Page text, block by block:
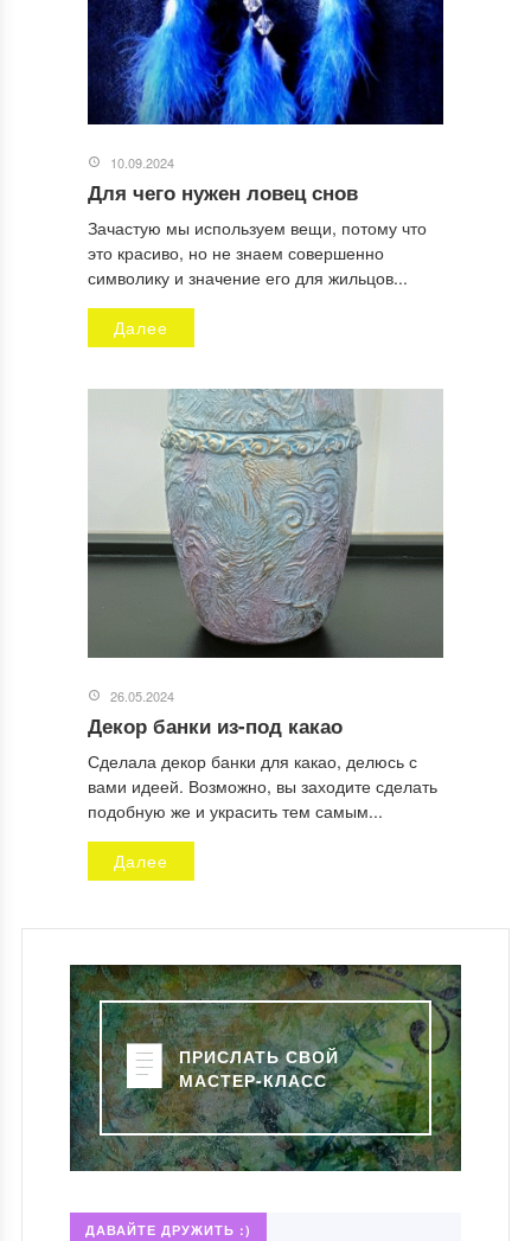
10.09.2024
Для чего нужен ловец снов
Зачастую мы используем вещи, потому что
это красиво, но не знаем совершенно
символику и значение его для жильцов...
Далее
26.05.2024
Декор банки из-под какао
Сделала декор банки для какао, делюсь с
вами идеей. Возможно, вы заходите сделать
подобную же и украсить тем самым...
Далее
ПРИСЛАТЬ СВОЙ
МАСТЕР-КЛАСС
ДАВАЙТЕ ДРУЖИТЬ :)